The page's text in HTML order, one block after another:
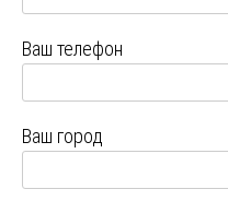
Ваш телефон
Ваш город